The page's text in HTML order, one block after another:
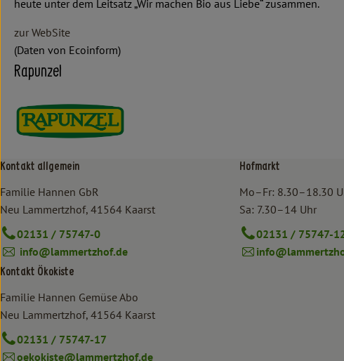
heute unter dem Leitsatz „Wir machen Bio aus Liebe“ zusammen.
zur WebSite
(Daten von Ecoinform)
Rapunzel
Kontakt allgemein
Familie Hannen GbR
Neu Lammertzhof, 41564 Kaarst
02131 / 75747-0
info@lammertzhof.de
Kontakt Ökokiste
Familie Hannen Gemüse Abo
Neu Lammertzhof, 41564 Kaarst
02131 / 75747-17
oekokiste@lammertzhof.de
Hofmarkt
Mo–Fr: 8.30–18.30
Sa: 7.30–14 Uhr
02131 / 75747-